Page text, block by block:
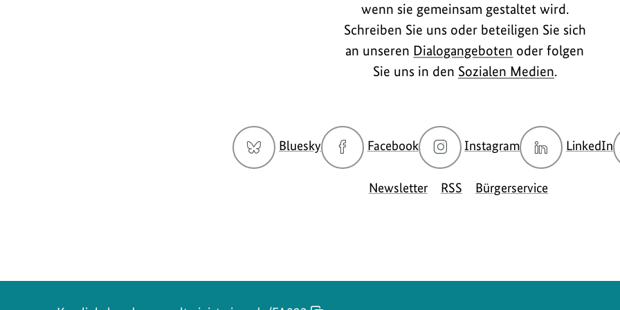
wenn sie gemeinsam gestaltet wird.
Schreiben Sie uns oder beteiligen Sie sich
an unseren Dialogangeboten oder folgen
Sie uns in den Sozialen Medien.
Bluesky
zur
Bluesky-
Seite
Facebook
zur
Facebook-
Seite
des
Instagram
zur
Instagram-
Seite
des
LinkedIn
Newsletter RSS Bürgerservice